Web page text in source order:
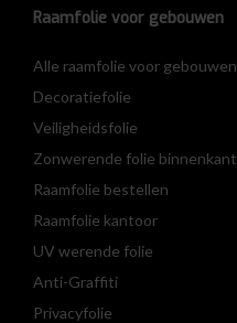
Raamfolie voor gebouwen
Alle raamfolie voor gebouwen
Decoratiefolie
Veiligheidsfolie
Zonwerende folie binnenkant
Raamfolie bestellen
Raamfolie kantoor
UV werende folie
Anti-Graffiti
Privacyfolie